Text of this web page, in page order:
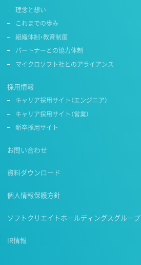
理念と想い
これまでの歩み
組織体制・教育制度
パートナーとの協力体制
マイクロソフト社とのアライアンス
採用情報
キャリア採用サイト（エンジニア）
キャリア採用サイト（営業）
新卒採用サイト
お問い合わせ
資料ダウンロード
個人情報保護方針
ソフトクリエイトホールディングスグループ
IR情報